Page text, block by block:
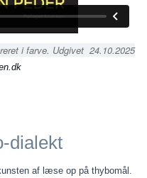
i farve. Udgivet 24.10.2025
dialekt
af læse op på thybomål.